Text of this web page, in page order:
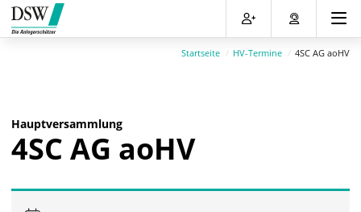
Direkt
zum
Inhalt
Direkt
zum
Hauptmenu
Direkt
zur
Suche
Direkt
zum
Footer
Startseite HV-Termine 4SC AG aoHV
Hauptversammlung
4SC AG aoHV